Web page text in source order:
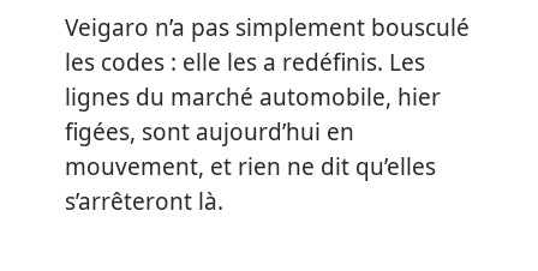
Veigaro n’a pas simplement bousculé
les codes : elle les a redéfinis. Les
lignes du marché automobile, hier
figées, sont aujourd’hui en
mouvement, et rien ne dit qu’elles
s’arrêteront là.